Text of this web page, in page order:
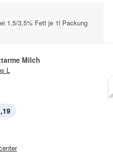
1,5/3,5% Fett je 1l Packung
Milch
L